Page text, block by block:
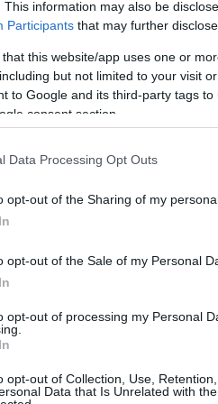
This information may also be
Participants that may further
that this website/app uses one or
but not limited to your visit
to Google and its third-party tags
consent section.
Data Processing Opt Outs
opt-out of the Sharing of my
opt-out of the Sale of my Personal
opt-out of processing my Personal
opt-out of Collection, Use,
Data that Is Unrelated with
csak azzal hirdetik a
beszél. Az autóklub vett egy
208-ra és egy tavalyi Opel